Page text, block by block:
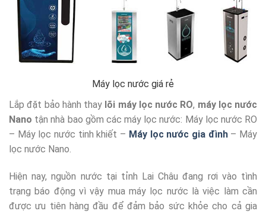
Máy lọc nước giá rẻ
Lắp đặt bảo hành thay lõi máy lọc nước RO, máy lọc nước
Nano tận nhà bao gồm các máy lọc nước: Máy lọc nước RO
– Máy lọc nước tinh khiết – Máy lọc nước gia đình– Máy
lọc nước Nano.
Hiện nay, nguồn nước tại tỉnh Lai Châu đang rơi vào tình
trạng báo động vì vậy mua máy lọc nước là việc làm cần
được ưu tiên hàng đầu để đảm bảo sức khỏe cho cả gia